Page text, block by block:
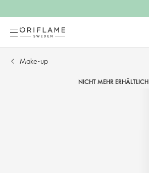
Make-up
NICHT MEHR ERHÄLTLICH